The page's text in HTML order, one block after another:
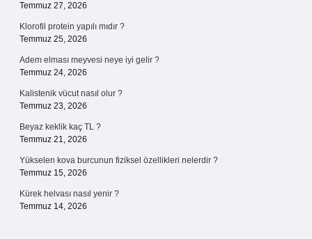
Temmuz 27, 2026
Klorofil protein yapılı mıdır ?
Temmuz 25, 2026
Adem elması meyvesi neye iyi gelir ?
Temmuz 24, 2026
Kalistenik vücut nasıl olur ?
Temmuz 23, 2026
Beyaz keklik kaç TL ?
Temmuz 21, 2026
Yükselen kova burcunun fiziksel özellikleri nelerdir ?
Temmuz 15, 2026
Kürek helvası nasıl yenir ?
Temmuz 14, 2026